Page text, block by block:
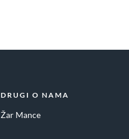
DRUGI O NAMA
Žar Mance